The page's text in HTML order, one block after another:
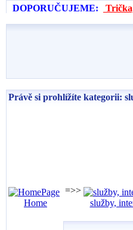
DOPORUČUJEME:
Právě si prohlížíte kategorii:
Home
=>>
služby,